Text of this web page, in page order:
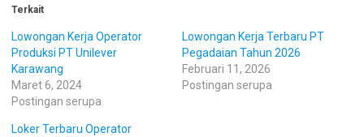
Terkait
Lowongan Kerja Operator
Produksi PT Unilever
Karawang
Maret 6, 2024
Postingan serupa
Lowongan Kerja Terbaru PT
Pegadaian Tahun 2026
Februari 11, 2026
Postingan serupa
Loker Terbaru Operator